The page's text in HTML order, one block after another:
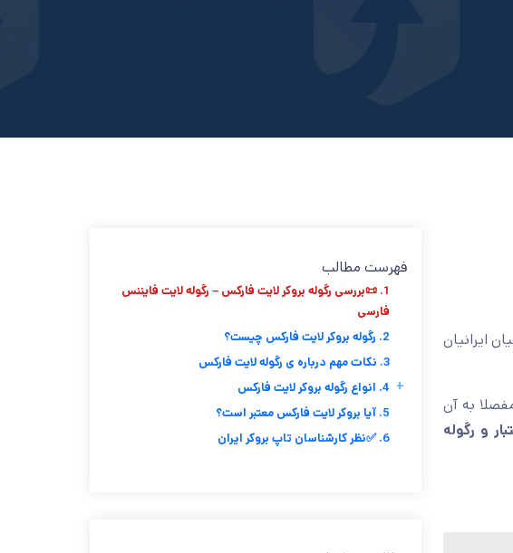
ایرانیان
به آن
و رگوله
فهرست مطالب
1. 📜بررسی رگوله بروکر لایت فارکس – رگوله لایت فایننس
فارسی
2. رگوله بروکر لایت فارکس چیست؟
3. نکات مهم درباره ی رگوله لایت فارکس
4. انواع رگوله بروکر لایت فارکس +
5. آیا بروکر لایت فارکس معتبر است؟
6. ✅نظر کارشناسان تاپ بروکر ایران